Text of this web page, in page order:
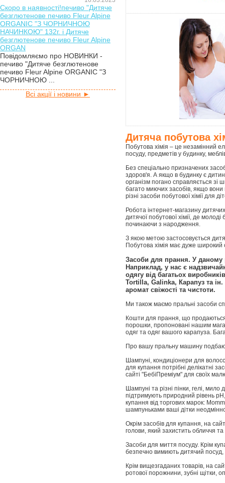
Скоро в наявності!печиво "Дитяче
безглютенове печиво Fleur Alpine
ORGANIC "З ЧОРНИЧНОЮ
НАЧИНКОЮ" 132г. і Дитяче
безглютенове печиво Fleur Alpine
ORGAN
Повідомляємо про НОВИНКИ -
печиво "Дитяче безглютенове
печиво Fleur Alpine ORGANIC "З
ЧОРНИЧНОЮ ...
Всі акції і новини ►
Дитяча побутова
Побутова хімія – це незамінний
посуду, предметів у будинку,
Без спеціально призначених
здоров'я. А якщо в будинку є
організм погано справляється зі
багато миючих засобів, якщо
різні засоби побутової хімії для
Робота інтернет-магазину
дитячої побутової хімії, де
починаючи з народження.
З якою метою застосовується
Побутова хімія має дуже широкий
Засоби для прання. У даному
Наприклад, у нас є
одягу від багатьох
Tortilla, Galinka, Карапуз та
аромат свіжості та чистоти.
Ми також маємо пральні засоби
Кошти для прання, що
порошки, пропоновані нашим
одяг та одяг вашого карапуза.
Про вашу пральну машину
Шампуні, кондиціонери для
для купання потрібні делікатні
сайті "БебіПреміум" для своїх
Шампуні та різні пінки, гелі,
підтримують природний рівень
купання від торгових марок:
шампуньками ваші дітки
Окрім засобів для купання, на
голови, який захистить обличчя
Засоби для миття посуду. Крім
безпечно вимиють дитячий
Крім вищезгаданих товарів, на
ротової порожнини, зубні щітки,